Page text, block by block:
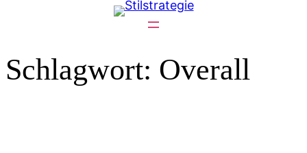
Schlagwort: Overall